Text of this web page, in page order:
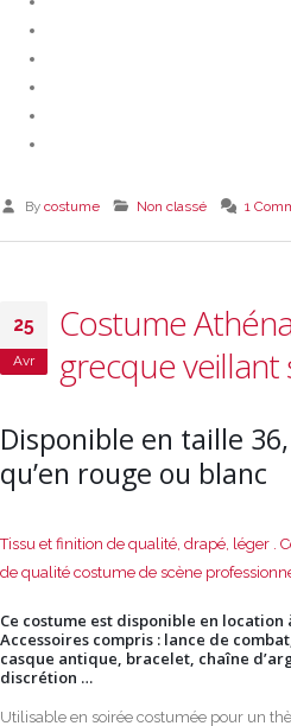
By costume Non classé 1
25
Avr
Costume
grecque veillant
Disponible en taille
qu’en rouge ou blanc
Tissu et finition de qualité, drapé, léger .
de qualité costume de scène
Ce costume est disponible en location
Accessoires compris : lance de
casque antique, bracelet, chaîne
discrétion …
Utilisable en soirée costumée pour un